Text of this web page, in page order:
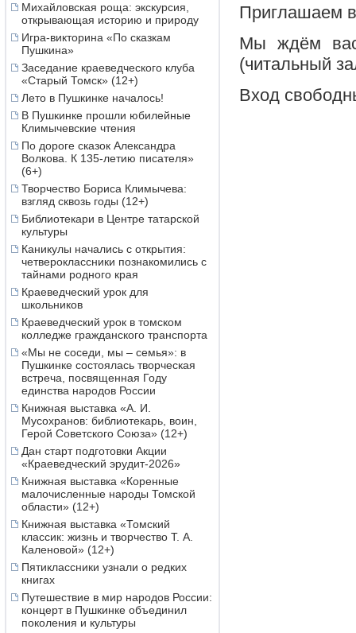
Михайловская роща: экскурсия,
открывающая историю и природу
Игра-викторина «По сказкам
Пушкина»
Заседание краеведческого клуба
«Старый Томск» (12+)
Лето в Пушкинке началось!
В Пушкинке прошли юбилейные
Климычевские чтения
По дороге сказок Александра
Волкова. К 135-летию писателя»
(6+)
Творчество Бориса Климычева:
взгляд сквозь годы (12+)
Библиотекари в Центре татарской
культуры
Каникулы начались с открытия:
четвероклассники познакомились с
тайнами родного края
Краеведческий урок для
школьников
Краеведческий урок в томском
колледже гражданского транспорта
«Мы не соседи, мы – семья»: в
Пушкинке состоялась творческая
встреча, посвященная Году
единства народов России
Книжная выставка «А. И.
Мусохранов: библиотекарь, воин,
Герой Советского Союза» (12+)
Дан старт подготовки Акции
«Краеведческий эрудит-2026»
Книжная выставка «Коренные
малочисленные народы Томской
области» (12+)
Книжная выставка «Томский
классик: жизнь и творчество Т. А.
Каленовой» (12+)
Пятиклассники узнали о редких
книгах
Путешествие в мир народов России:
концерт в Пушкинке объединил
поколения и культуры
Приглашаем
Мы ждём
(читальный
Вход